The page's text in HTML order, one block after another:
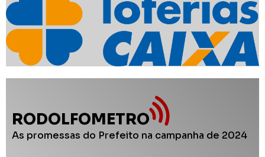
RODOLFOMETRO
As promessas do Prefeito na campanha de 2024